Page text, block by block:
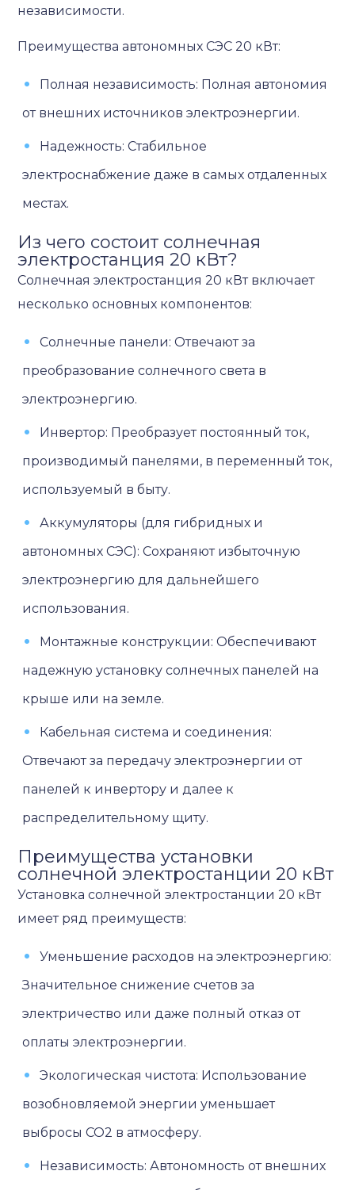
независимости.
Преимущества автономных СЭС 20 кВт:
Полная независимость: Полная автономия
от внешних источников электроэнергии.
Надежность: Стабильное
электроснабжение даже в самых отдаленных
местах.
Из чего состоит солнечная
электростанция 20 кВт?
Солнечная электростанция 20 кВт включает
несколько основных компонентов:
Солнечные панели: Отвечают за
преобразование солнечного света в
электроэнергию.
Инвертор: Преобразует постоянный ток,
производимый панелями, в переменный ток,
используемый в быту.
Аккумуляторы (для гибридных и
автономных СЭС): Сохраняют избыточную
электроэнергию для дальнейшего
использования.
Монтажные конструкции: Обеспечивают
надежную установку солнечных панелей на
крыше или на земле.
Кабельная система и соединения:
Отвечают за передачу электроэнергии от
панелей к инвертору и далее к
распределительному щиту.
Преимущества установки
солнечной электростанции 20 кВт
Установка солнечной электростанции 20 кВт
имеет ряд преимуществ:
Уменьшение расходов на электроэнергию:
Значительное снижение счетов за
электричество или даже полный отказ от
оплаты электроэнергии.
Экологическая чистота: Использование
возобновляемой энергии уменьшает
выбросы CO2 в атмосферу.
Независимость: Автономность от внешних